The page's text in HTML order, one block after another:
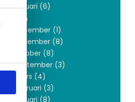
januari (6)
2020
december (1)
november (8)
oktober (8)
september (3)
mars (4)
februari (3)
januari (8)